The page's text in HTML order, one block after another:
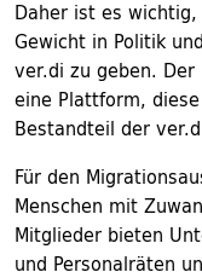
Daher ist es
Gewicht in Politik
ver.di zu geben.
eine Plattform,
Bestandteil der
Für den
Menschen mit
Mitglieder bieten
und Personalräten